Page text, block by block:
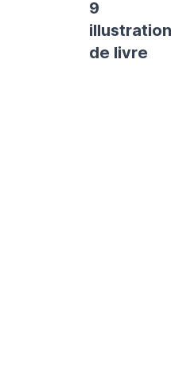
9
de livre